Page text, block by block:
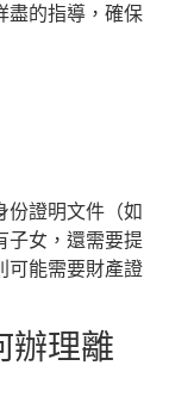
盡的指導，確保
份證明文件（如
子女，還需要提
可能需要財產證
辦理離